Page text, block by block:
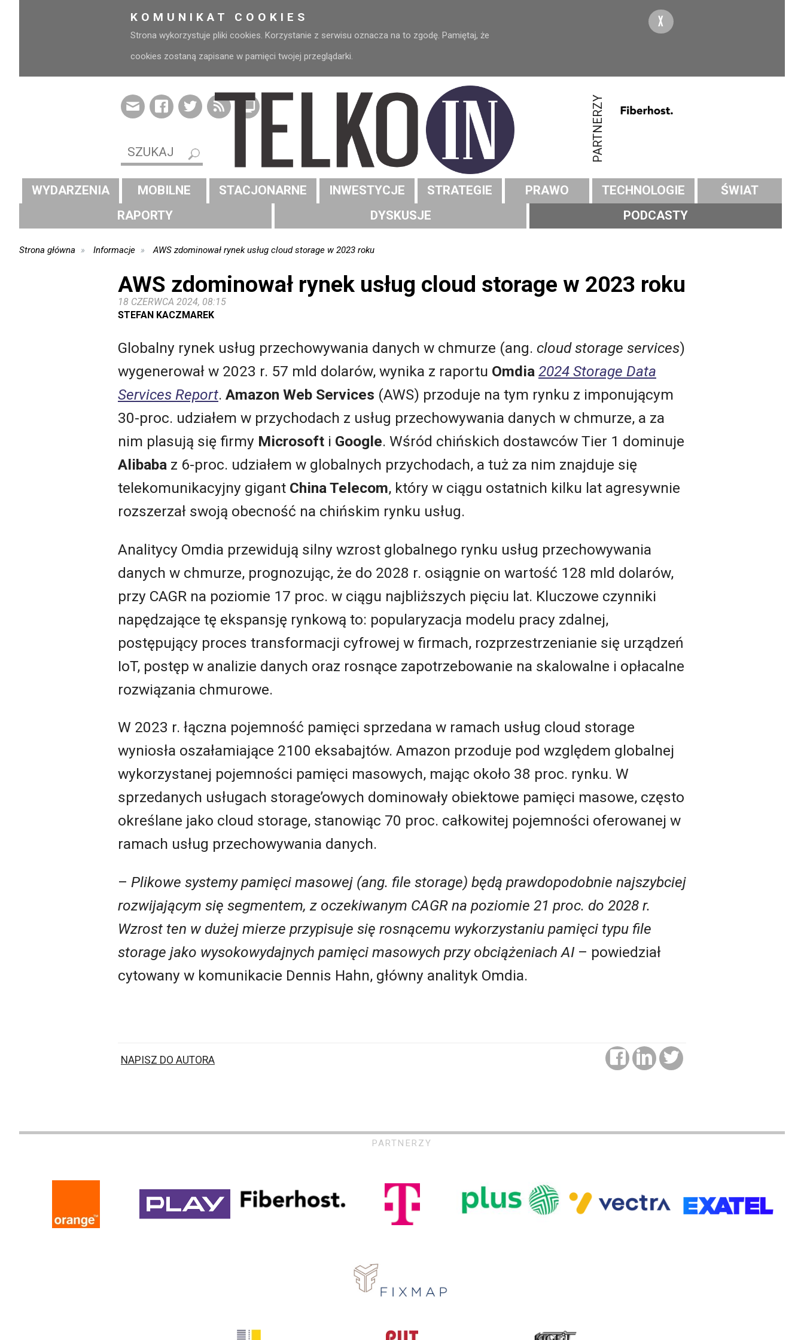
KOMUNIKAT COOKIES
Strona wykorzystuje pliki cookies. Korzystanie z serwisu oznacza na to zgodę. Pamiętaj, że
cookies zostaną zapisane w pamięci twojej przeglądarki.
X
PARTNERZY
WYDARZENIA MOBILNE STACJONARNE INWESTYCJE STRATEGIE PRAWO TECHNOLOGIE
ŚWIAT
RAPORTY
DYSKUSJE PODCASTY
Strona główna Informacje AWS zdominował rynek usług cloud storage w 2023 roku
AWS zdominował rynek usług cloud storage w 2023 roku
18 CZERWCA 2024, 08:15
STEFAN KACZMAREK
Globalny rynek usług przechowywania danych w chmurze (ang. cloud storage services)
wygenerował w 2023 r. 57 mld dolarów, wynika z raportu Omdia 2024 Storage Data
Services Report. Amazon Web Services (AWS) przoduje na tym rynku z imponującym
30-proc. udziałem w przychodach z usług przechowywania danych w chmurze, a za
nim plasują się firmy Microsoft i Google. Wśród chińskich dostawców Tier 1 dominuje
Alibaba z 6-proc. udziałem w globalnych przychodach, a tuż za nim znajduje się
telekomunikacyjny gigant China Telecom, który w ciągu ostatnich kilku lat agresywnie
rozszerzał swoją obecność na chińskim rynku usług.
Analitycy Omdia przewidują silny wzrost globalnego rynku usług przechowywania
danych w chmurze, prognozując, że do 2028 r. osiągnie on wartość 128 mld dolarów,
przy CAGR na poziomie 17 proc. w ciągu najbliższych pięciu lat. Kluczowe czynniki
napędzające tę ekspansję rynkową to: popularyzacja modelu pracy zdalnej,
postępujący proces transformacji cyfrowej w firmach, rozprzestrzenianie się urządzeń
IoT, postęp w analizie danych oraz rosnące zapotrzebowanie na skalowalne i opłacalne
rozwiązania chmurowe.
W 2023 r. łączna pojemność pamięci sprzedana w ramach usług cloud storage
wyniosła oszałamiające 2100 eksabajtów. Amazon przoduje pod względem globalnej
wykorzystanej pojemności pamięci masowych, mając około 38 proc. rynku. W
sprzedanych usługach storage’owych dominowały obiektowe pamięci masowe, często
określane jako cloud storage, stanowiąc 70 proc. całkowitej pojemności oferowanej w
ramach usług przechowywania danych.
– Plikowe systemy pamięci masowej (ang. file storage) będą prawdopodobnie najszybciej
rozwijającym się segmentem, z oczekiwanym CAGR na poziomie 21 proc. do 2028 r.
Wzrost ten w dużej mierze przypisuje się rosnącemu wykorzystaniu pamięci typu file
storage jako wysokowydajnych pamięci masowych przyobciążeniach AI – powiedział
cytowany w komunikacie Dennis Hahn, główny analityk Omdia.
NAPISZ DO AUTORA
PARTNERZY